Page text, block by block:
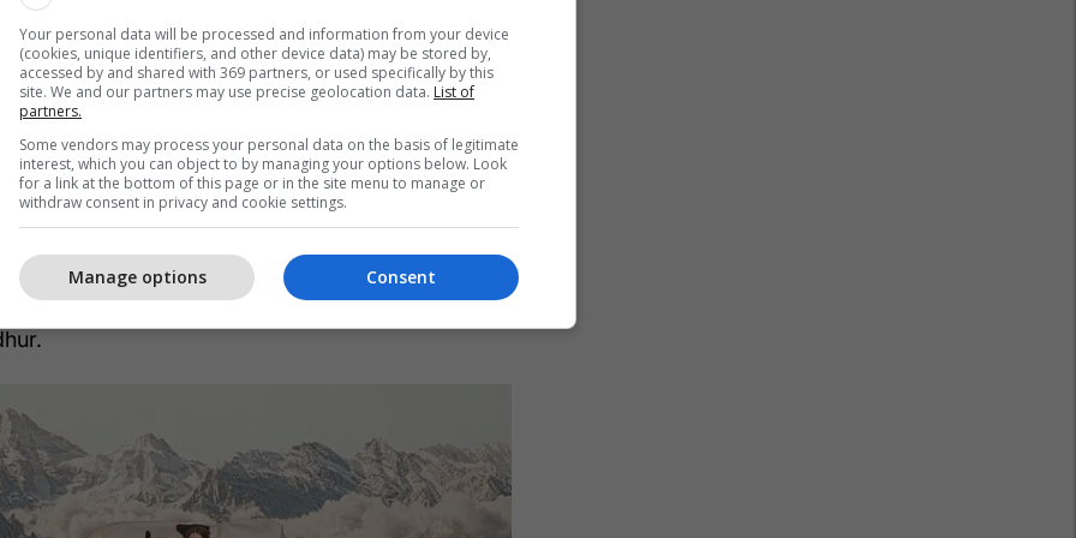
Bianca-n me një paraqitje karakteristike, ndërsa
edhe Kanye West, duke u bërë pjesë e
gjerësisht në rrjet, me ndjekësit që kanë
vlerësimeve për anën artistike dhe habisë për
Your personal data will be processed and information from your device
(cookies, unique identifiers, and other device data) may be stored by,
accessed by and shared with 369 partners, or used specifically by this
site. We and our partners may use precise geolocation data. List of
partners.
Some vendors may process your personal data on the basis of legitimate
interest, which you can object to by managing your options below. Look
for a link at the bottom of this page or in the site menu to manage or
withdraw consent in privacy and cookie settings.
Consent
Manage options